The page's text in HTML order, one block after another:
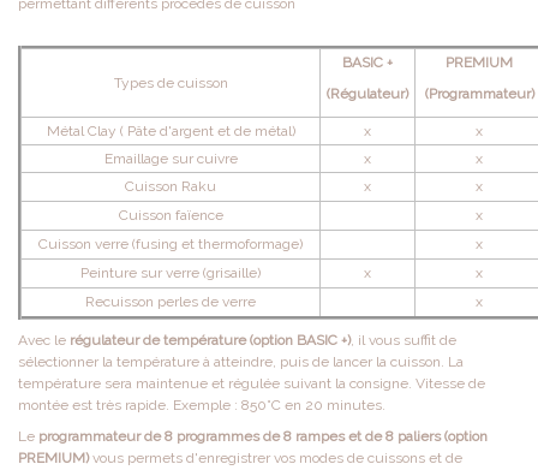
permettant différents procédés de cuisson
Types de cuisson
BASIC +
(Régulateur)
PREMIUM
(Programmateur)
Métal Clay ( Pâte d'argent et de métal) x
x
Emaillage sur cuivre
x
x
Cuisson Raku
x
x
Cuisson faïence
x
Cuisson verre (fusing et thermoformage)
x
Peinture sur verre (grisaille)
x
x
Recuisson perles de verre
x
Avec le régulateur de température (option BASIC +), il vous suffit de
sélectionner la température à atteindre, puis de lancer la cuisson. La
température sera maintenue et régulée suivant la consigne. Vitesse de
montée est très rapide. Exemple : 850°C en 20 minutes.
Le programmateur de 8 programmes de 8 rampes et de 8 paliers (option
PREMIUM)vous permets d'enregistrer vos modes de cuissons et de